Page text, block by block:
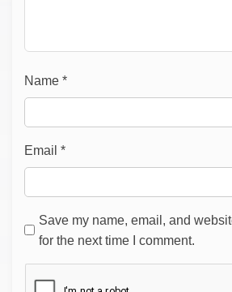
Name *
Email *
Save my name, email, and
for the next time I comment.